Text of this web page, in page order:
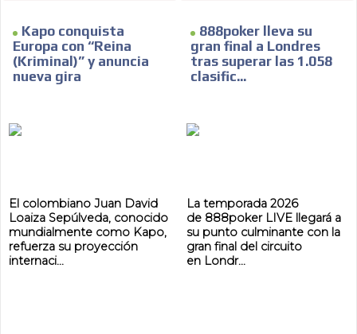
Kapo conquista
Europa con “Reina
(Kriminal)” y anuncia
nueva gira
El colombiano Juan David
Loaiza Sepúlveda, conocido
mundialmente como Kapo,
refuerza su proyección
internaci...
888poker lleva su
gran final a Londres
tras superar las 1.058
clasific...
La temporada 2026
de 888poker LIVE llegará a
su punto culminante con la
gran final del circuito
en Londr...